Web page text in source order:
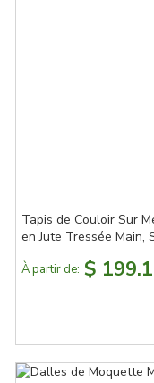
Tapis de Couloir Sur
en Jute Tressée Main,
À partir de: $